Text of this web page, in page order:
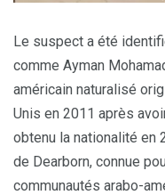
Le suspect a été
comme Ayman
américain naturalisé
Unis en 2011 après
obtenu la nationalité en
de Dearborn, connue
communautés arabo-